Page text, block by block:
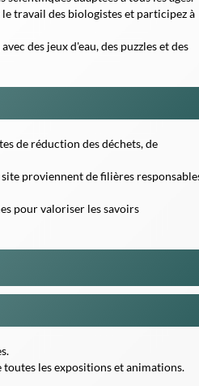
des jeux d'eau, des puzzles et des
de réduction des déchets, de
proviennent de filières responsables
pour valoriser les savoirs
les expositions et animations.
sont disponibles sur place.
les visiteurs internationaux.